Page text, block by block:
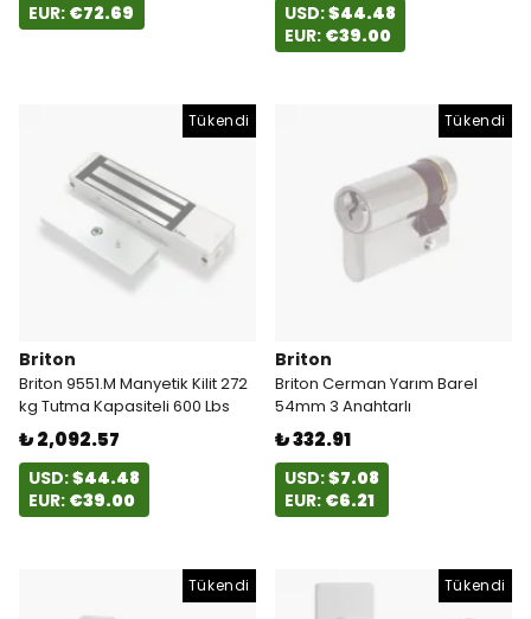
EUR: €72.69 USD:$44.48
EUR: €39.00
Tükendi
Briton
Briton 9551.M Manyetik Kilit 272
kg Tutma Kapasiteli 600 Lbs
₺ 2,092.57
USD:$44.48
EUR: €39.00
Tükendi
Briton
Briton Cerman Yarım Barel
54mm 3 Anahtarlı
₺ 332.91
USD:$7.08
EUR: €6.21
Tükendi Tükendi